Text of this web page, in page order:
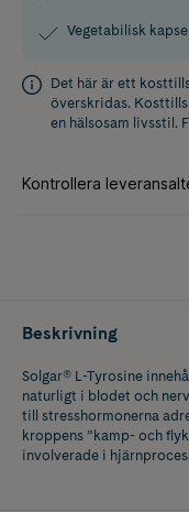
Vegetabilisk kapsel
Det här är ett
överskridas.
en hälsosam livsstil.
Beskrivning
Solgar® L-Tyrosine
naturligt i blodet och
till stresshormonerna
kroppens ”kamp- och
involverade i